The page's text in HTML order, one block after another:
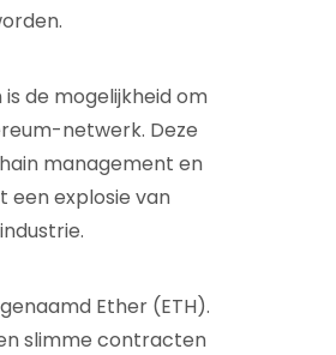
de mogelijkheid om
netwerk. Deze
management en
een explosie van
Ether (ETH).
slimme contracten